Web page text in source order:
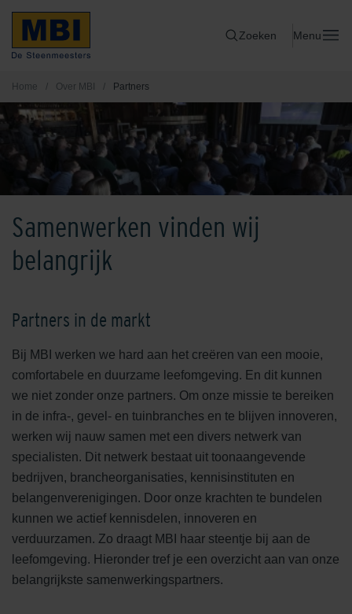
Zoeken Menu
Home / Over MBI / Partners
Samenwerken vinden wij
belangrijk
Partners in de markt
Bij MBI werken we hard aan het creëren van een mooie,
comfortabele en duurzame leefomgeving. En dit kunnen
we niet zonder onze partners. Om onze missie te bereiken
in de infra-, gevel- en tuinbranches en te blijven innoveren,
werken wij nauw samen met een divers netwerk van
specialisten. Dit netwerk bestaat uit toonaangevende
bedrijven, brancheorganisaties, kennisinstituten en
belangenverenigingen. Door onze krachten te bundelen
kunnen we actief kennisdelen, innoveren en
verduurzamen. Zo draagt MBI haar steentje bij aan de
leefomgeving. Hieronder tref je een overzicht aan van onze
belangrijkste samenwerkingspartners.